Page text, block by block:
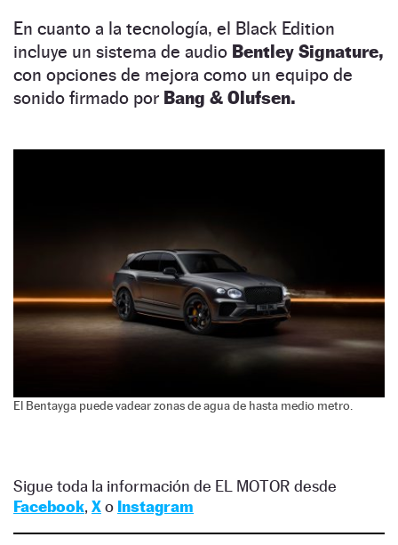
En cuanto a la tecnología, el Black Edition
incluye un sistema de audio Bentley Signature,
con opciones de mejora como un equipo de
sonido firmado por Bang & Olufsen.
El Bentayga puede vadear zonas de agua de hasta medio metro.
Sigue toda la información de EL MOTOR desde
Facebook, Xo Instagram